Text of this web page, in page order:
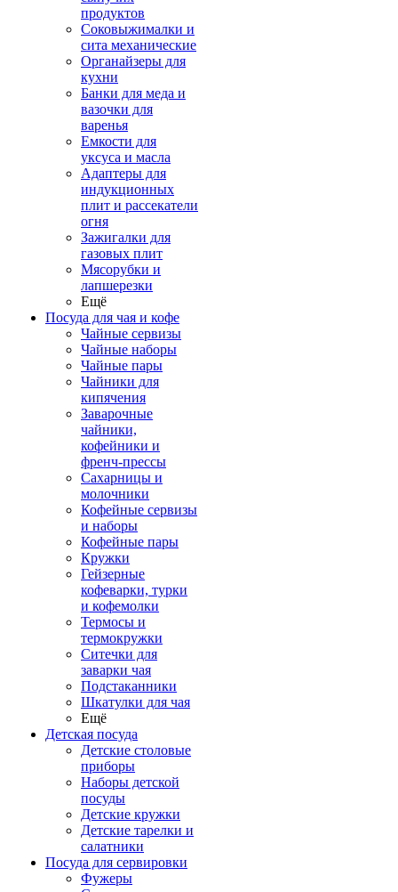
продуктов
Соковыжималки и
сита механические
Органайзеры для
кухни
Банки для меда и
вазочки для
варенья
Емкости для
уксуса и масла
Адаптеры для
индукционных
плит и рассекатели
огня
Зажигалки для
газовых плит
Мясорубки и
лапшерезки
Ещё
Посуда для чая и кофе
Чайные сервизы
Чайные наборы
Чайные пары
Чайники для
кипячения
Заварочные
чайники,
кофейники и
френч-прессы
Сахарницы и
молочники
Кофейные сервизы
и наборы
Кофейные пары
Кружки
Гейзерные
кофеварки, турки
и кофемолки
Термосы и
термокружки
Ситечки для
заварки чая
Подстаканники
Шкатулки для чая
Ещё
Детская посуда
Детские столовые
приборы
Наборы детской
посуды
Детские кружки
Детские тарелки и
салатники
Посуда для сервировки
Фужеры